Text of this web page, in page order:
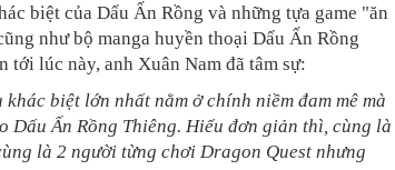
biệt của Dấu Ấn Rồng và những tựa game "ăn
như bộ manga huyền thoại Dấu Ấn Rồng
tới lúc này, anh Xuân Nam đã tâm sự:
khác biệt lớn nhất nằm ở chính niềm đam mê mà
Dấu Ấn Rồng Thiêng. Hiểu đơn giản thì, cùng là
là 2 người từng chơi Dragon Quest nhưng